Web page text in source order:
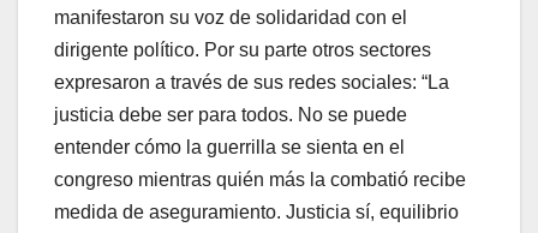
manifestaron su voz de solidaridad con el
dirigente político. Por su parte otros sectores
expresaron a través de sus redes sociales: “La
justicia debe ser para todos. No se puede
entender cómo la guerrilla se sienta en el
congreso mientras quién más la combatió recibe
medida de aseguramiento. Justicia sí, equilibrio